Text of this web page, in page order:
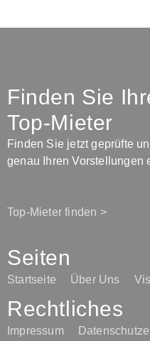
Finden Sie
Top-Mieter
Finden Sie jetzt geprüfte
genau Ihren Vorstellungen
Top-Mieter finden >
Seiten
Startseite Über Uns
Rechtliches
Impressum